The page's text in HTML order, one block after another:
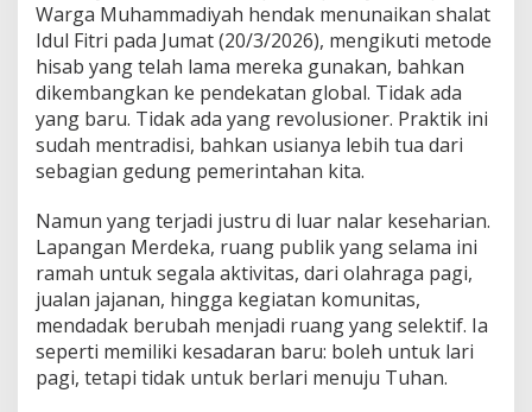
Warga Muhammadiyah hendak menunaikan shalat
Idul Fitri pada Jumat (20/3/2026), mengikuti metode
hisab yang telah lama mereka gunakan, bahkan
dikembangkan ke pendekatan global. Tidak ada
yang baru. Tidak ada yang revolusioner. Praktik ini
sudah mentradisi, bahkan usianya lebih tua dari
sebagian gedung pemerintahan kita.
Namun yang terjadi justru di luar nalar keseharian.
Lapangan Merdeka, ruang publik yang selama ini
ramah untuk segala aktivitas, dari olahraga pagi,
jualan jajanan, hingga kegiatan komunitas,
mendadak berubah menjadi ruang yang selektif. Ia
seperti memiliki kesadaran baru: boleh untuk lari
pagi, tetapi tidak untuk berlari menuju Tuhan.